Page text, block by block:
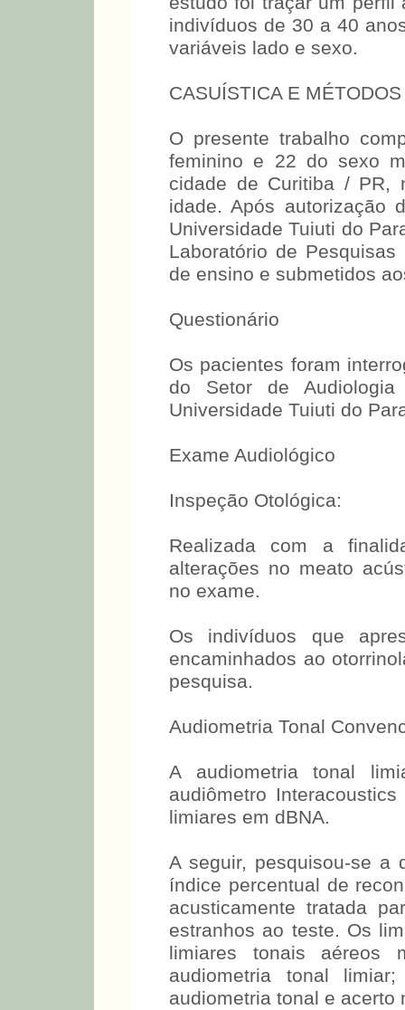
precoce e
estudo foi traçar um perfil
variáveis lado e sexo.
CASUÍSTICA E MÉTODOS
O presente trabalho
feminino e 22 do sexo
cidade de Curitiba /
idade. Após autorização
Universidade Tuiuti do
de ensino e submetidos
Questionário
Os pacientes foram
Universidade Tuiuti do
Exame Audiológico
Inspeção Otológica:
Realizada com a
no exame.
Os indivíduos que
pesquisa.
Audiometria Tonal
A audiometria tonal
limiares em dBNA.
A seguir, pesquisou-se
índice percentual de
acusticamente tratada
estranhos ao teste. Os
limiares tonais